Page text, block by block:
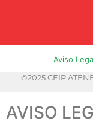
Aviso
©2025 CEIP
AVISO